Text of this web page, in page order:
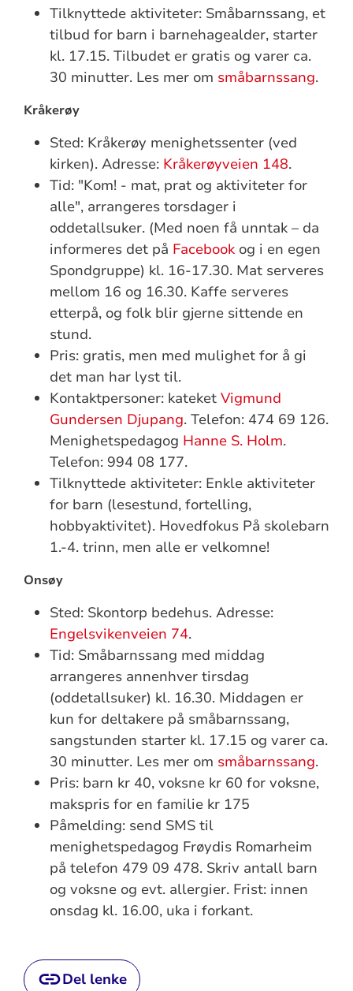
Tilknyttede aktiviteter: Småbarnssang, et
tilbud for barn i barnehagealder, starter
kl. 17.15. Tilbudet er gratis og varer ca.
30 minutter. Les mer om småbarnssang.
Kråkerøy
Sted: Kråkerøy menighetssenter (ved
kirken). Adresse: Kråkerøyveien 148.
Tid: "Kom! - mat, prat og aktiviteter for
alle", arrangeres torsdager i
oddetallsuker. (Med noen få unntak – da
informeres det på Facebook og i en egen
Spondgruppe) kl. 16-17.30. Mat serveres
mellom 16 og 16.30. Kaffe serveres
etterpå, og folk blir gjerne sittende en
stund.
Pris: gratis, men med mulighet for å gi
det man har lyst til.
Kontaktpersoner: kateketVigmund
Gundersen Djupang. Telefon: 474 69 126.
Menighetspedagog Hanne S. Holm.
Telefon: 994 08 177.
Tilknyttede aktiviteter: Enkle aktiviteter
for barn (lesestund, fortelling,
hobbyaktivitet). Hovedfokus På skolebarn
1.-4. trinn, men alle er velkomne!
Onsøy
Sted: Skontorp bedehus. Adresse:
Engelsvikenveien 74.
Tid: Småbarnssang med middag
arrangeres annenhver tirsdag
(oddetallsuker) kl. 16.30. Middagen er
kun for deltakere på småbarnssang,
sangstunden starter kl. 17.15 og varer ca.
30 minutter. Les mer om småbarnssang.
Pris: barn kr 40, voksne kr 60 for voksne,
makspris for en familie kr 175
Påmelding: send SMS til
menighetspedagog Frøydis Romarheim
på telefon 479 09 478. Skriv antall barn
og voksne og evt. allergier. Frist: innen
onsdag kl. 16.00, uka i forkant.
Del lenke